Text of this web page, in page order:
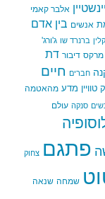
אלבר קאמי
אנשים בין אדם
ברנרד שו ג'ורג'
מרקס דיבור דת
חברים חיים
מדע מהאטמה
סנקה עולם
פתגם צחוק
שמחה שנאה